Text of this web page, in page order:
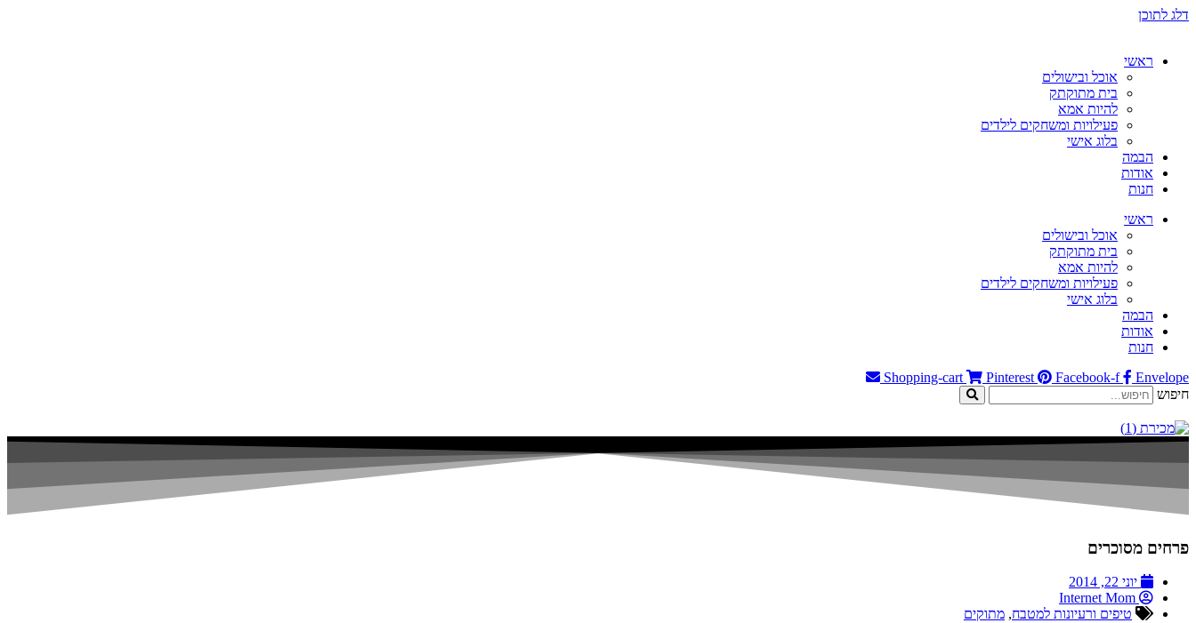
דלג לתוכן
ראשי
אוכל ובישולים
בית מתוקתק
להיות אמא
פעילויות ומשחקים לילדים
בלוג אישי
הבמה
אודות
חנות
ראשי
אוכל ובישולים
בית מתוקתק
להיות אמא
פעילויות ומשחקים לילדים
בלוג אישי
הבמה
אודות
חנות
Shopping-cart
Pinterest Facebook-f
Envelope
חיפוש
פרחים מסוכרים
יוני 22, 2014
Internet Mom
טיפים ורעיונות למטבח, מתוקים